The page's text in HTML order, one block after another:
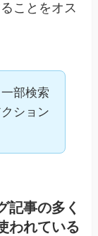
ことをオス
部検索
ション
記事の多く
われている